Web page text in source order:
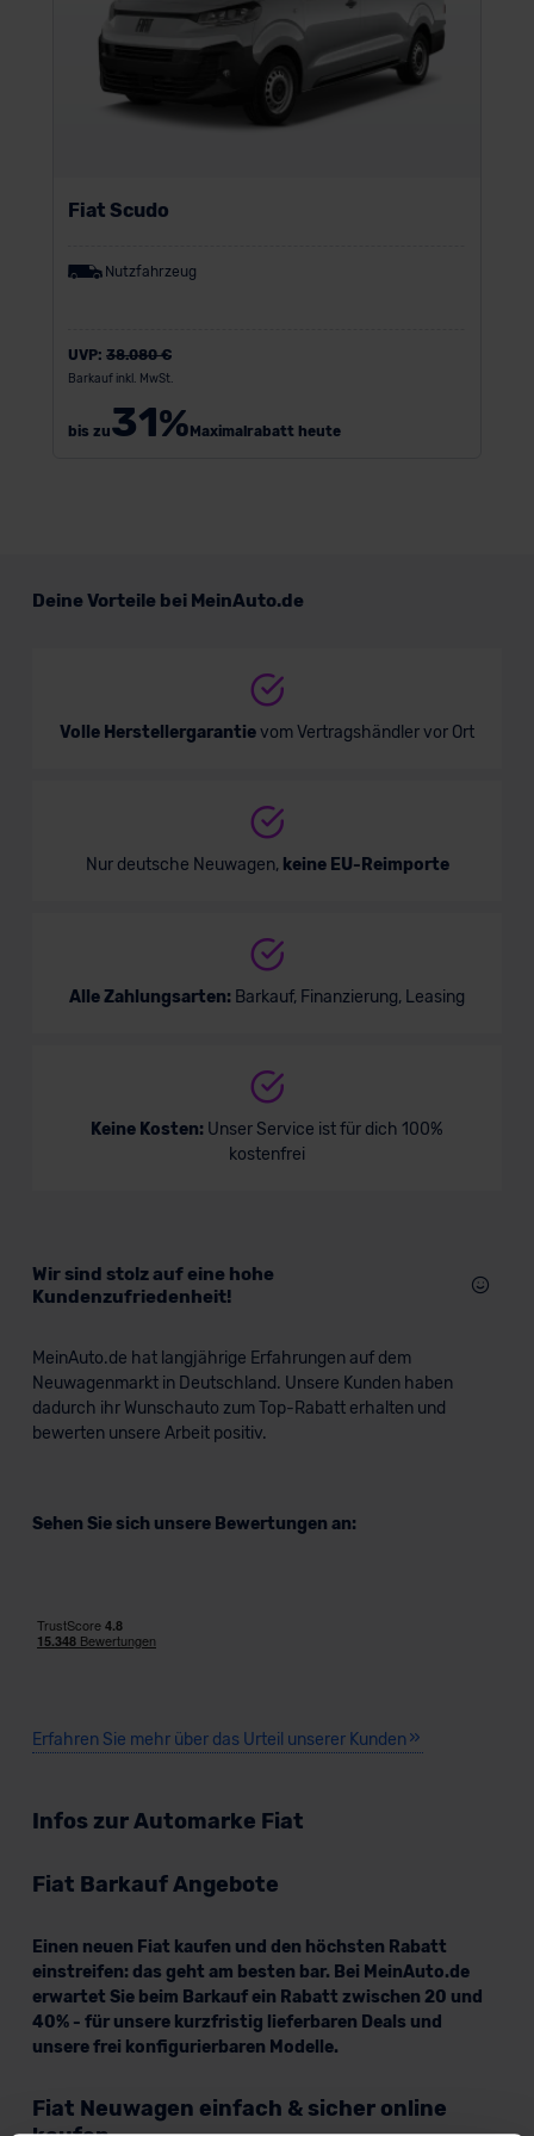
Fiat Scudo
Nutzfahrzeug
UVP: 38.080 €
Barkauf inkl. MwSt.
bis zu31% Maximalrabatt heute
Deine Vorteile bei MeinAuto.de
Volle Herstellergarantievom Vertragshändler vor Ort
Nur deutsche Neuwagen, keine EU-Reimporte
Alle Zahlungsarten: Barkauf, Finanzierung, Leasing
Keine Kosten: Unser Service ist für dich 100%
kostenfrei
Wir sind stolz auf eine hohe
Kundenzufriedenheit!
MeinAuto.de hat langjährige Erfahrungen auf dem
Neuwagenmarkt in Deutschland. Unsere Kunden haben
dadurch ihr Wunschauto zum Top-Rabatt erhalten und
bewerten unsere Arbeit positiv.
Sehen Sie sich unsere Bewertungen an:
Erfahren Sie mehr über das Urteil unserer Kunden
Infos zur Automarke Fiat
Fiat Barkauf Angebote
Einen neuen Fiat kaufen und den höchsten Rabatt
einstreifen: das geht am besten bar. Bei MeinAuto.de
erwartet Sie beim Barkauf ein Rabatt zwischen 20 und
40% - für unsere kurzfristig lieferbaren Deals und
unsere frei konfigurierbaren Modelle.
Fiat Neuwagen einfach & sicher online